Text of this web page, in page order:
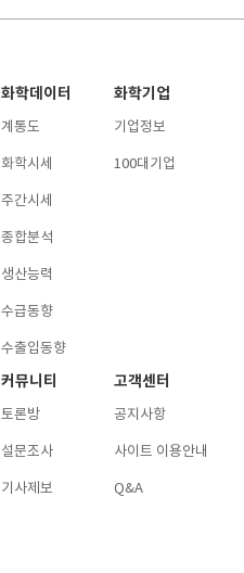
화학데이터
계통도
화학시세
주간시세
종합분석
생산능력
수급동향
수출입동향
화학기업
기업정보
100대기업
커뮤니티
토론방
설문조사
기사제보
고객센터
공지사항
사이트 이용안내
Q&A